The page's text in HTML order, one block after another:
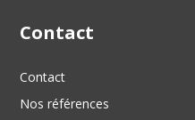
Contact
Contact
Nos références